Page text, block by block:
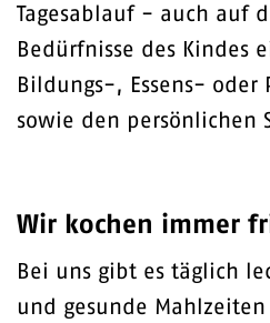
Tagesablauf - auch auf
Bedürfnisse des Kindes
Bildungs-, Essens- oder
sowie den persönlichen
Wir kochen immer
Bei uns gibt es täglich
und gesunde